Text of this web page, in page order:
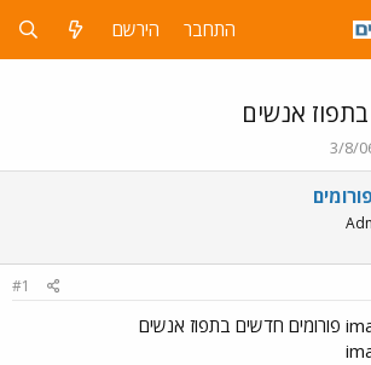
התחבר הירשם
אנשים
3/8/
#1
../images/Emo41.gif פורומים חדשים בתפוז אנשים